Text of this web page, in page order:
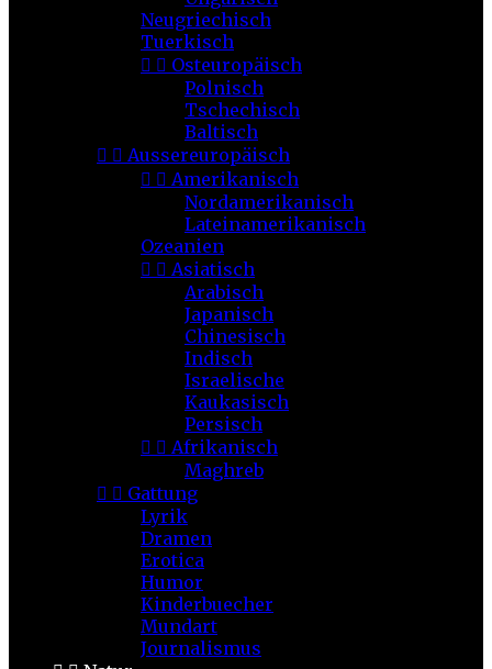
Neugriechisch
Tuerkisch
  Osteuropäisch
Polnisch
Tschechisch
Baltisch
  Aussereuropäisch
  Amerikanisch
Nordamerikanisch
Lateinamerikanisch
Ozeanien
  Asiatisch
Arabisch
Japanisch
Chinesisch
Indisch
Israelische
Kaukasisch
Persisch
  Afrikanisch
Maghreb
  Gattung
Lyrik
Dramen
Erotica
Humor
Kinderbuecher
Mundart
Journalismus